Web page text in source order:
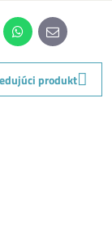
WhatsApp
E-
mail
produkt